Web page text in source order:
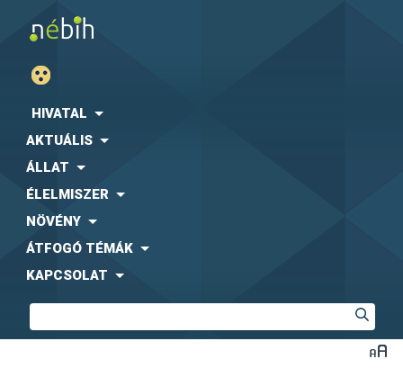
HIVATAL
AKTUÁLIS
ÁLLAT
ÉLELMISZER
NÖVÉNY
ÁTFOGÓ TÉMÁK
KAPCSOLAT